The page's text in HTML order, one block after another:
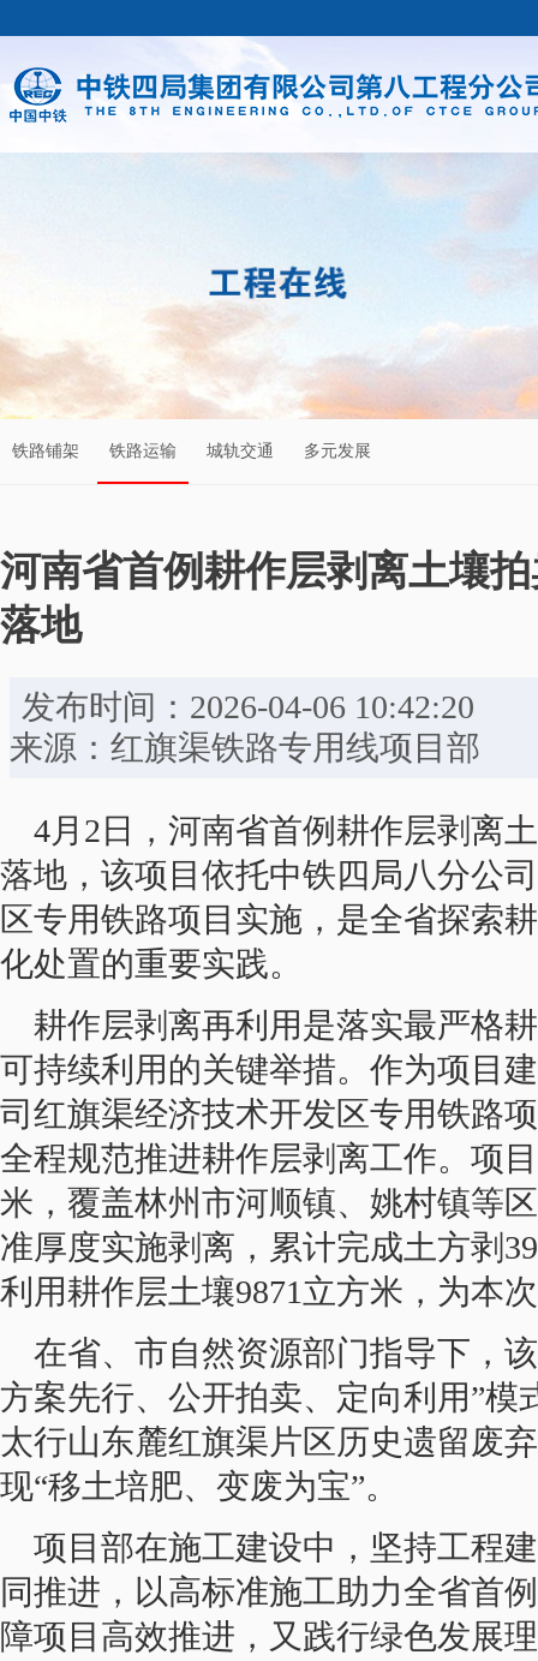
铁路铺架 铁路运输 城轨交通 多元发展
河南省首例耕作层剥离土壤
落地
发布时间：2026-04-06
来源：红旗渠铁路专用线项目部
4月2日，河南省首例耕作层剥离
落地，该项目依托中铁四局八分公
区专用铁路项目实施，是全省探索
化处置的重要实践。
耕作层剥离再利用是落实最严格
可持续利用的关键举措。作为项目
司红旗渠经济技术开发区专用铁路
全程规范推进耕作层剥离工作。项
米，覆盖林州市河顺镇、姚村镇等
准厚度实施剥离，累计完成土方剥
利用耕作层土壤9871立方米，为本
在省、市自然资源部门指导下，
方案先行、公开拍卖、定向利用”模
太行山东麓红旗渠片区历史遗留废
现“移土培肥、变废为宝”。
项目部在施工建设中，坚持工程
同推进，以高标准施工助力全省首
障项目高效推进，又践行绿色发展